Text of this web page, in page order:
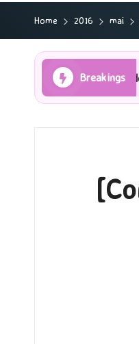
Home 2016 mai
Breakings
et des ombres